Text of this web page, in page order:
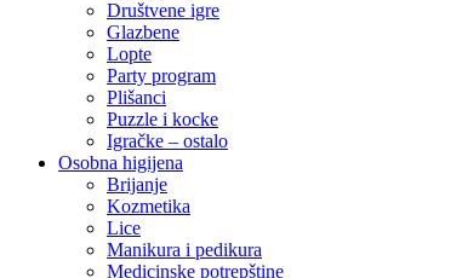
Društvene igre
Glazbene
Lopte
Party program
Plišanci
Puzzle i kocke
Igračke – ostalo
Osobna higijena
Brijanje
Kozmetika
Lice
Manikura i pedikura
Medicinske potrepštine